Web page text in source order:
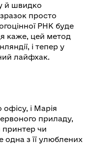
й швидко
просто
РНК буде
каже, цей метод
і тепер у
лайфхак.
і Марія
приладу,
чи
з її улюблених